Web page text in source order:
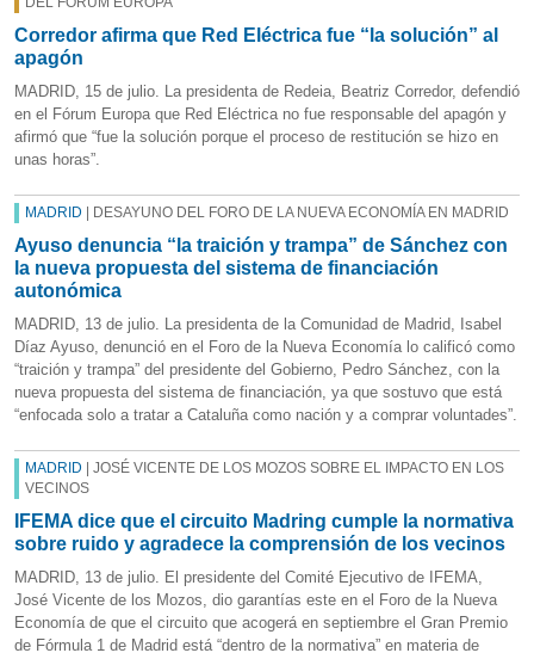
Corredor afirma que Red Eléctrica fue “la solución” al
apagón
MADRID, 15 de julio. La presidenta de Redeia, Beatriz Corredor, defendió
en el Fórum Europa que Red Eléctrica no fue responsable del apagón y
afirmó que “fue la solución porque el proceso de restitución se hizo en
unas horas”.
MADRID | DESAYUNO DEL FORO DE LA NUEVA ECONOMÍA EN MADRID
Ayuso denuncia “la traición y trampa” de Sánchez con
la nueva propuesta del sistema de financiación
autonómica
MADRID, 13 de julio. La presidenta de la Comunidad de Madrid, Isabel
Díaz Ayuso, denunció en el Foro de la Nueva Economía lo calificó como
“traición y trampa” del presidente del Gobierno, Pedro Sánchez, con la
nueva propuesta del sistema de financiación, ya que sostuvo que está
“enfocada solo a tratar a Cataluña como nación y a comprar voluntades”.
MADRID | JOSÉ VICENTE DE LOS MOZOS SOBRE EL IMPACTO EN LOS
VECINOS
IFEMA dice que el circuito Madring cumple la normativa
sobre ruido y agradece la comprensión de los vecinos
MADRID, 13 de julio. El presidente del Comité Ejecutivo de IFEMA,
José Vicente de los Mozos, dio garantías este en el Foro de la Nueva
Economía de que el circuito que acogerá en septiembre el Gran Premio
de Fórmula 1 de Madrid está “dentro de la normativa” en materia de